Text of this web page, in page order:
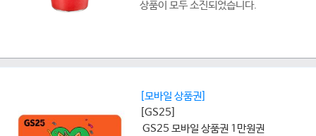
상품이 모두 소진되었습니다.
[모바일 상품권]
[GS25]
GS25 모바일 상품권 1만원권